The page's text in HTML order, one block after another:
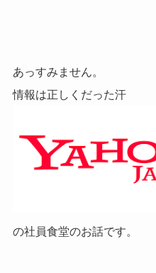
あっすみません。
情報は正しくだった汗
の社員食堂のお話です。